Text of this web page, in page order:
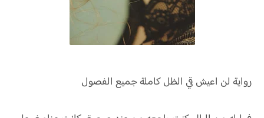
رواية لن اعيش قي الظل كاملة جميع الفصول